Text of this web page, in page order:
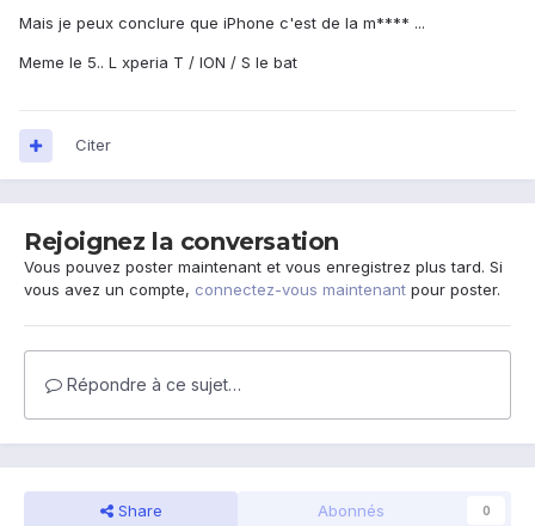
Mais je peux conclure que iPhone c'est de la m**** ...
Meme le 5.. L xperia T / ION / S le bat
Citer
Rejoignez la conversation
Vous pouvez poster maintenant et vous enregistrez plus tard. Si
vous avez un compte, connectez-vous maintenant pour poster.
Répondre à ce sujet…
Share Abonnés 0